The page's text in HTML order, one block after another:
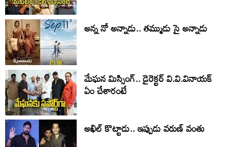
అన్న నో అన్నాడు.. తమ్ముడు సై అన్నాడు
మేఘన మిస్సింగ్.. డైరెక్టర్ వి.వి.వినాయక్
ఏం చేశారంటే
అఖిల్ కొట్టాడు.. ఇప్పుడు వరుణ్ వంతు